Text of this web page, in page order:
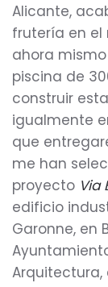
Alicante,
frutería en
ahora
piscina de
construir
igualmente
que
me han
proyecto Via
edificio
Garonne, en